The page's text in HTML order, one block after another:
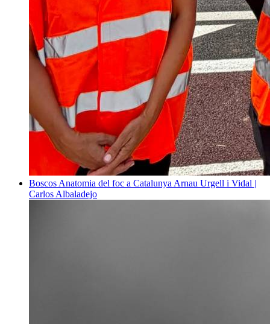
Boscos Anatomia del foc a Catalunya Arnau Urgell i Vidal |
Carlos Albaladejo